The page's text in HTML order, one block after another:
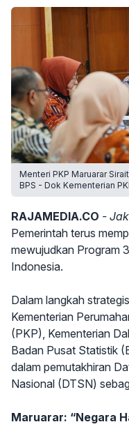
Menteri PKP Maruarar
BPS - Dok Kementerian
RAJAMEDIA.CO -
Pemerintah terus
mewujudkan Program
Indonesia.
Dalam langkah
Kementerian
(PKP), Kementerian
Badan Pusat Statistik
dalam pemutakhiran
Nasional (DTSN)
Maruarar: “Negara